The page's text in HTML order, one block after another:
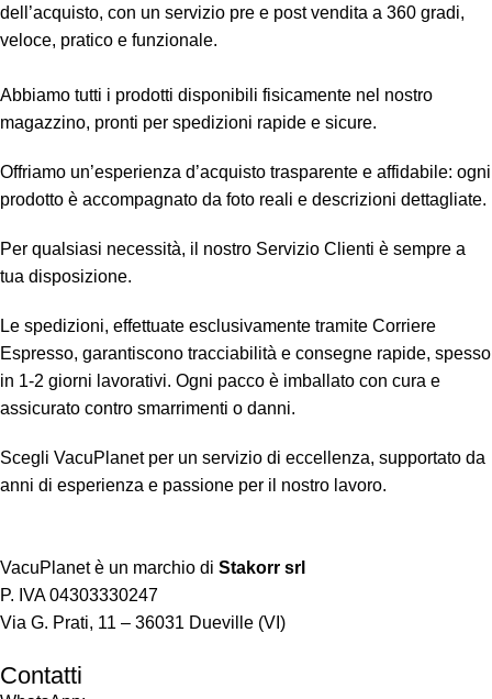
dell’acquisto, con un servizio pre e post vendita a 360 gradi,
veloce, pratico e funzionale.
Abbiamo tutti i prodotti disponibili fisicamente nel nostro
magazzino, pronti per spedizioni rapide e sicure.
Offriamo un’esperienza d’acquisto trasparente e affidabile: ogni
prodotto è accompagnato da foto reali e descrizioni dettagliate.
Per qualsiasi necessità, il nostro Servizio Clienti è sempre a
tua disposizione.
Le spedizioni, effettuate esclusivamente tramite Corriere
Espresso, garantiscono tracciabilità e consegne rapide, spesso
in 1-2 giorni lavorativi. Ogni pacco è imballato con cura e
assicurato contro smarrimenti o danni.
Scegli VacuPlanet per un servizio di eccellenza, supportato da
anni di esperienza e passione per il nostro lavoro.
VacuPlanet è un marchio di Stakorr srl
P. IVA ​04303330247
Via G. Prati, ​11 – ​36031 Dueville (VI)
Contatti